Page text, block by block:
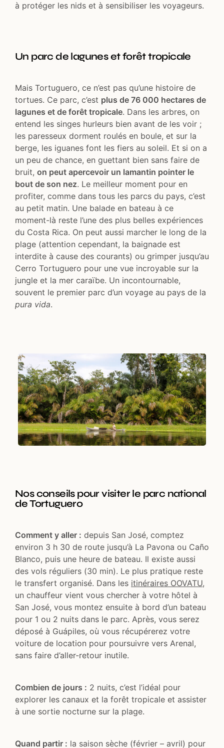
à protéger les nids et à sensibiliser les voyageurs.
Un parc de lagunes et forêt tropicale
Mais Tortuguero, ce n’est pas qu’une histoire de
tortues. Ce parc, c’est plus de 76 000 hectares de
lagunes et de forêt tropicale. Dans les arbres, on
entend les singes hurleurs bien avant de les voir ;
les paresseux dorment roulés en boule, et sur la
berge, les iguanes font les fiers au soleil. Et si on a
un peu de chance, en guettant bien sans faire de
bruit, on peut apercevoir un lamantin pointer le
bout de son nez. Le meilleur moment pour en
profiter, comme dans tous les parcs du pays, c’est
au petit matin. Une balade en bateau à ce
moment-là reste l’une des plus belles expériences
du Costa Rica. On peut aussi marcher le long de la
plage (attention cependant, la baignade est
interdite à cause des courants) ou grimper jusqu’au
Cerro Tortuguero pour une vue incroyable sur la
jungle et la mer caraïbe. Un incontournable,
souvent le premier parc d’un voyage au pays de la
pura vida.
Nos conseils pour visiter le parc national
de Tortuguero
Comment y aller : depuis San José, comptez
environ 3 h 30 de route jusqu’à La Pavona ou Caño
Blanco, puis une heure de bateau. Il existe aussi
des vols réguliers (30 min). Le plus pratique reste
le transfert organisé. Dans les itinéraires OOVATU,
un chauffeur vient vous chercher à votre hôtel à
San José, vous montez ensuite à bord d’un bateau
pour 1 ou 2 nuits dans le parc. Après, vous serez
déposé à Guápiles, où vous récupérerez votre
voiture de location pour poursuivre vers Arenal,
sans faire d’aller-retour inutile.
Combien de jours : 2 nuits, c’est l’idéal pour
explorer les canaux et la forêt tropicale et assister
à une sortie nocturne sur la plage.
Quand partir : la saison sèche (février – avril) pour